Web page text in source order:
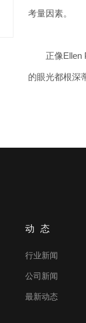
考量因素。
正像Ellen
的眼光都根深
动态
行业新闻
公司新闻
最新动态